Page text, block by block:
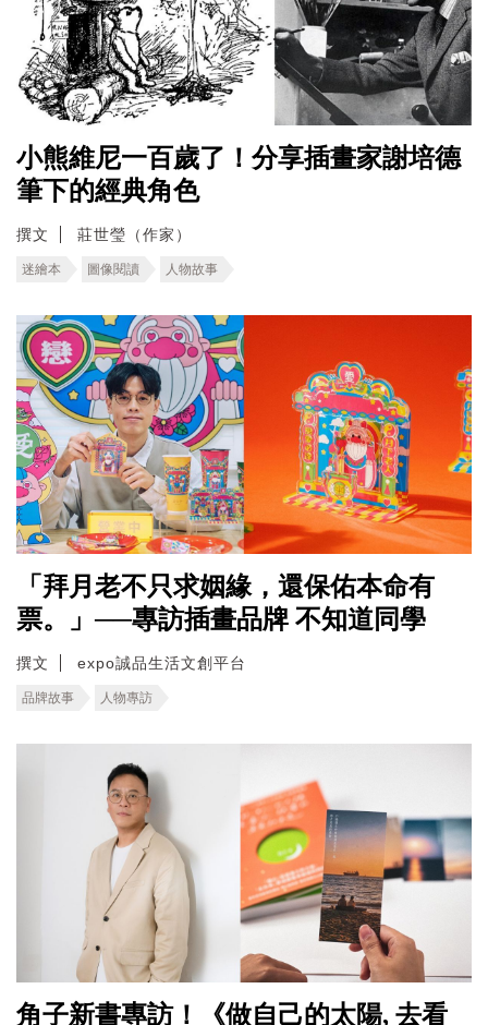
小熊維尼一百歲了！分享插畫家謝培德
筆下的經典角色
撰文 莊世瑩（作家）
迷繪本 圖像閱讀 人物故事
「拜月老不只求姻緣，還保佑本命有
票。」──專訪插畫品牌 不知道同學
撰文 expo誠品生活文創平台
品牌故事 人物專訪
角子新書專訪！《做自己的太陽, 去看